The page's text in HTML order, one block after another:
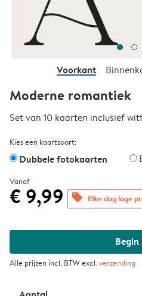
Voorkant
Moderne romantiek
Set van 10 kaarten inclusief
Kies een kaartsoort:
Dubbele fotokaarten
Vanaf
€ 9,99 offers Elke dag lage
Begin
Alle prijzen incl. BTW excl.verzending